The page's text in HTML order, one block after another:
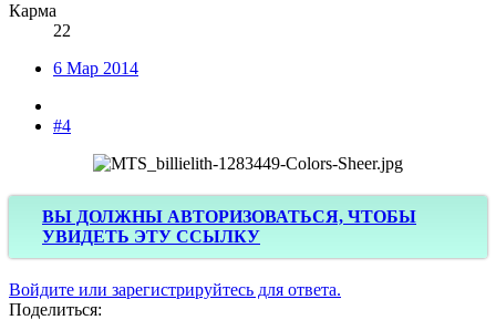
Карма
22
6 Мар 2014
#4
ВЫ ДОЛЖНЫ АВТОРИЗОВАТЬСЯ, ЧТОБЫ
УВИДЕТЬ ЭТУ ССЫЛКУ
Войдите или зарегистрируйтесь для ответа.
Поделиться: